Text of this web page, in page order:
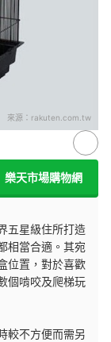
來源： rakuten.com.tw
樂天市場購物網
五星級住所打造
相當合適。其宛
位置，對於喜歡
個啃咬及爬梯玩
較不方便而需另